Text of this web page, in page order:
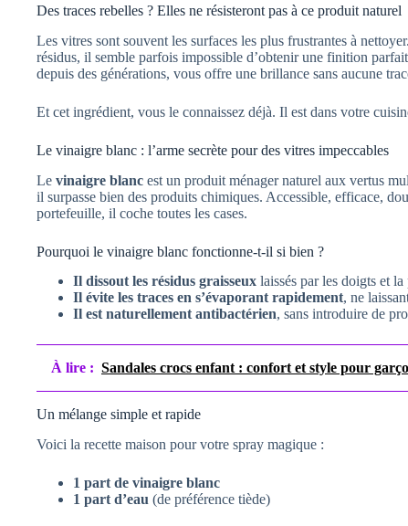
Des traces rebelles ? Elles ne résisteront pas à ce produit naturel
Les vitres sont souvent les surfaces les plus frustrantes à
résidus, il semble parfois impossible d’obtenir une finition
depuis des générations, vous offre une brillance sans aucune
Et cet ingrédient, vous le connaissez déjà. Il est dans votre
Le vinaigre blanc : l’arme secrète pour des vitres impeccables
Le vinaigre blanc est un produit ménager naturel aux vertus
il surpasse bien des produits chimiques. Accessible, efficace,
portefeuille, il coche toutes les cases.
Pourquoi le vinaigre blanc fonctionne-t-il si bien ?
Il dissout les résidus graisseux laissés par les doigts et
Il évite les traces en s’évaporant rapidement, ne
Il est naturellement antibactérien, sans introduire de
À lire : Sandales crocs enfant : confort et style pour
Un mélange simple et rapide
Voici la recette maison pour votre spray magique :
1 part de vinaigre blanc
1 part d’eau (de préférence tiède)